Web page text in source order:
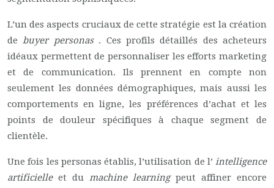
L’un des aspects cruciaux de cette stratégie est la création
debuyer personas . Ces profils détaillés des acheteurs
idéaux permettent de personnaliser les efforts marketing
et de communication. Ils prennent en compte non
seulement les données démographiques, mais aussi les
comportements en ligne, les préférences d’achat et les
points de douleur spécifiques à chaque segment de
clientèle.
Une fois les personas établis, l’utilisation de l’ intelligence
artificielle et du machine learning peut affiner encore